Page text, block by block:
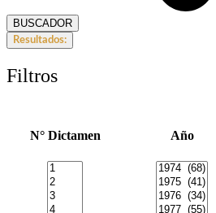
BUSCADOR
Resultados:
Filtros
N° Dictamen Año